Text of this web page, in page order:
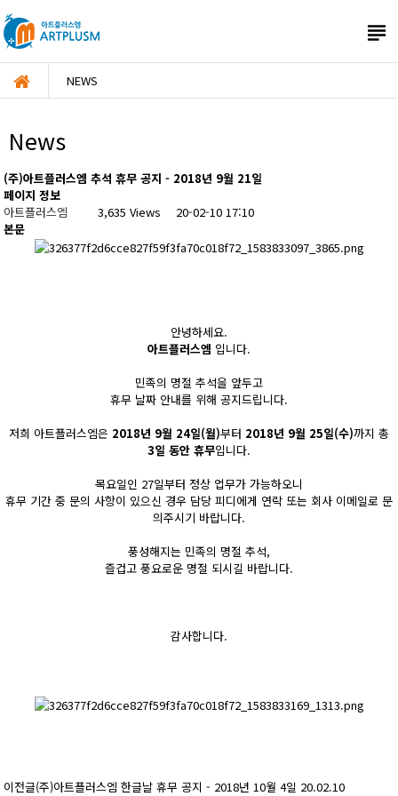

NEWS
News
(주)아트플러스엠 추석 휴무 공지 - 2018년 9월 21일
페이지 정보
아트플러스엠
3,635 Views
20-02-10 17:10
본문
안녕하세요.
아트플러스엠 입니다.
민족의 명절 추석을 앞두고
휴무 날짜 안내를 위해 공지드립니다.
저희 아트플러스엠은 2018년 9월 24일(월)부터 2018년 9월 25일(수)까지 총
3일 동안 휴무입니다.
목요일인 27일부터 정상 업무가 가능하오니
휴무 기간 중 문의 사항이 있으신 경우 담당 피디에게 연락 또는 회사 이메일로 문
의주시기 바랍니다.
풍성해지는 민족의 명절 추석,
즐겁고 풍요로운 명절 되시길 바랍니다.
감사합니다.
이전글(주)아트플러스엠 한글날 휴무 공지 - 2018년 10월 4일 20.02.10